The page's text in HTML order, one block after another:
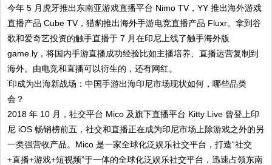
今年 5 月虎牙推出东南亚游戏直播平台 Nimo TV，YY 推出海外游戏
直播产品 Cube TV，猎豹推出海外手游电竞直播产品 Fluxr。拿到谷
歌和爱奇艺投资的触手直播于 7 月在印尼上线了触手海外版
game.ly，将国内手游直播成功经验比如主播培养、直播运营复制到
海外。由电竞和直播可以衍生的，还有网红。
2018 年 10 月，社交平台 Mico 及旗下直播平台 Kitty Live 曾登上印
尼 iOS 畅销榜前五，社交和直播正在成为印尼市场上除游戏之外的另
一类强营收产品。Mico 是一家全球化泛娱乐社交平台，打造“社交
+直播+游戏+短视频”于一体的全球化泛娱乐社交平台，迅速占领东南